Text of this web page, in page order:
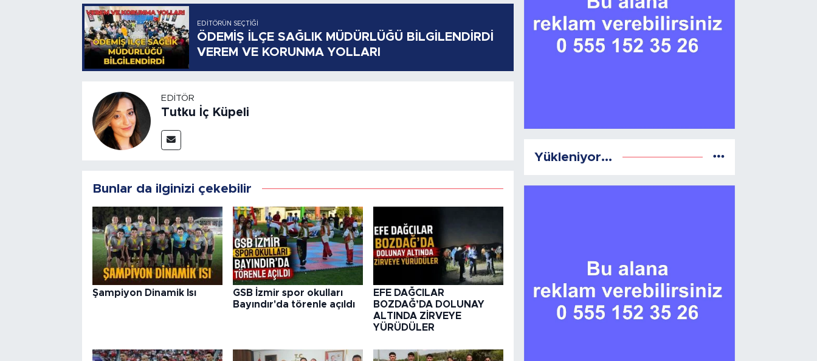
EDITÖRÜN SEÇTIĞI
ÖDEMİŞ İLÇE SAĞLIK MÜDÜRLÜĞÜ BİLGİLENDİRDİ
VEREM VE KORUNMA YOLLARI
EDITÖR
Tutku İç Küpeli
Bunlar da ilginizi çekebilir
Şampiyon Dinamik Isı
GSB İzmir spor okulları
Bayındır'da törenle açıldı
EFE DAĞCILAR
BOZDAĞ’DA DOLUNAY
ALTINDA ZİRVEYE
YÜRÜDÜLER
Yükleniyor...